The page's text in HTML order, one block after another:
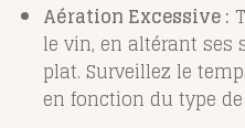
Aération Excessive :
le vin, en altérant ses
plat. Surveillez le
en fonction du type